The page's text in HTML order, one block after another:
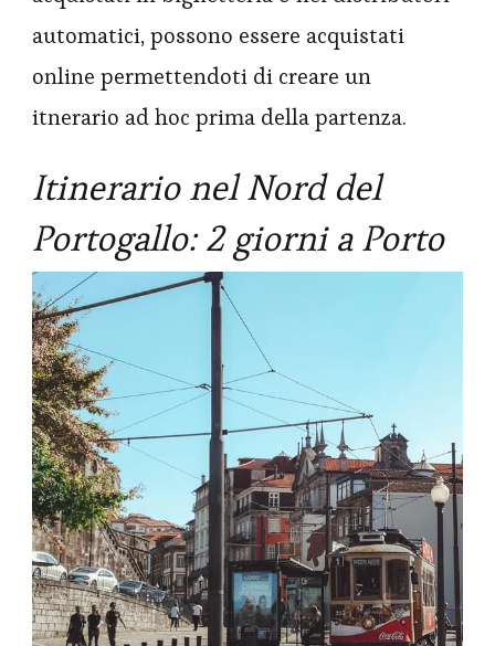
automatici, possono essere acquistati
online permettendoti di creare un
itnerario ad hoc prima della partenza.
Itinerario nel Nord del
Portogallo: 2 giorni a Porto